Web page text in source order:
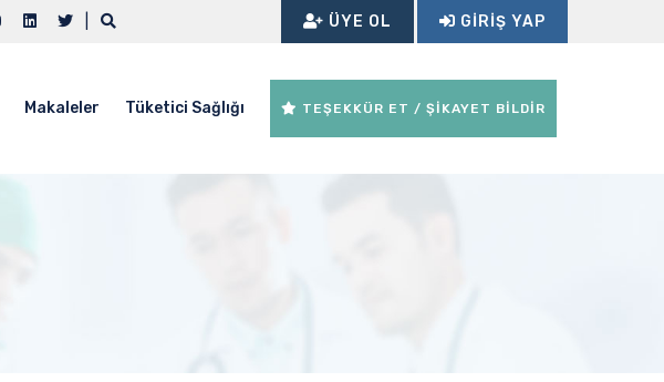
ÜYE OL GIRIŞ YAP
Makaleler Tüketici Sağlığı TEŞEKKÜR ET / ŞİKAYET BİLDİR